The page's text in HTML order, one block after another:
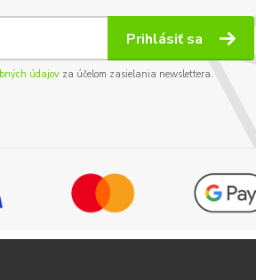
Prihlásiť sa
údajov za účelom zasielania newslettera.